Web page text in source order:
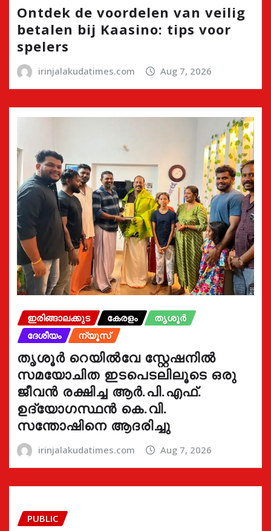
Ontdek de voordelen van veilig
betalen bij Kaasino: tips voor
spelers
irinjalakudatimes.com Aug 7, 2026
ഇരിങ്ങാലക്കുട കേരളം
തൃശൂർ
ദേശീയം
ന്യൂസ്
തൃശൂർ റെയിൽവേ സ്റ്റേഷനിൽ
സമയോചിത ഇടപെടലിലൂടെ ഒരു
ജീവൻ രക്ഷിച്ച ആർ.പി.എഫ്.
ഉദ്യോഗസ്ഥൻ കെ.വി.
സന്തോഷിനെ ആദരിച്ചു
irinjalakudatimes.com Aug 7, 2026
PUBLIC